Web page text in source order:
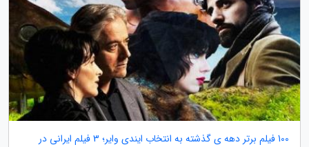
100 فیلم برتر دهه ی گذشته به انتخاب ایندی وایر؛ 3 فیلم ایرانی در